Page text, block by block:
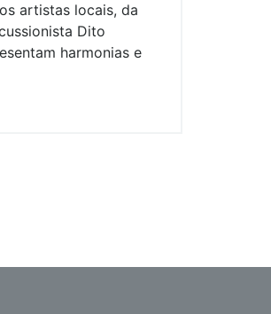
artistas locais, da
Dito
harmonias e